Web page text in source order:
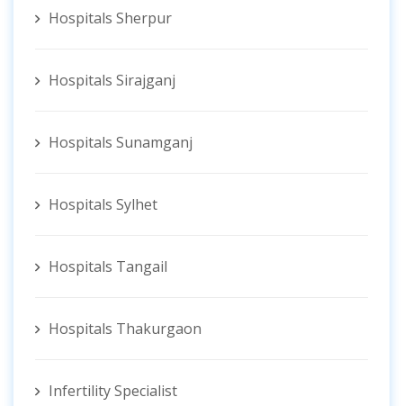
Hospitals Sherpur
Hospitals Sirajganj
Hospitals Sunamganj
Hospitals Sylhet
Hospitals Tangail
Hospitals Thakurgaon
Infertility Specialist